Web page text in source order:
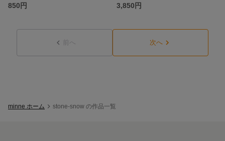
850円
3,850円
前へ 次へ
minne ホーム stone-snow の作品一覧